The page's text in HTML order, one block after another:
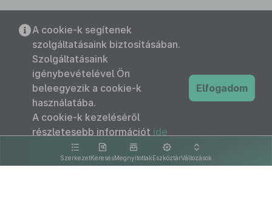
SzerkezetKeresésMegnyitottakEszköztárVáltozások
A cookie-k segítenek
szolgáltatásaink biztosításában.
Szolgáltatásaink
igénybevételével Ön
beleegyezik a cookie-k
használatába.
A cookie-k kezeléséről
részletesebb információt ide
kattintva olvashat.
Elfogadom